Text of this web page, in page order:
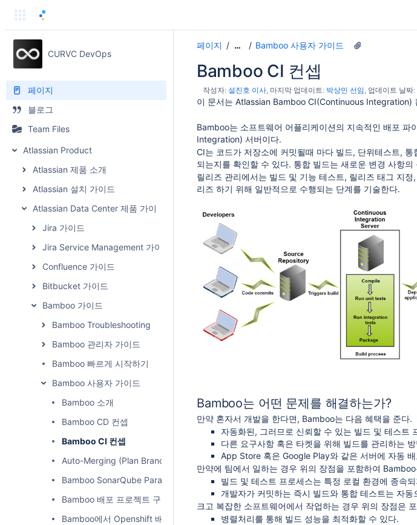
CURVC DevOps
페이지
블로그
Team Files
Atlassian Product
Atlassian 제품 소개
Atlassian 설치 가이드
Atlassian Data Center 제품 가이드
Jira 가이드
Jira Service Management 가이드
Confluence 가이드
Bitbucket 가이드
Bamboo 가이드
Bamboo Troubleshooting
Bamboo 관리자 가이드
Bamboo 빠르게 시작하기
Bamboo 사용자 가이드
Bamboo 소개
Bamboo CD 컨셉
Bamboo CI 컨셉
Auto-Merging (Plan Branches)
Bamboo SonarQube Parameter
Bamboo 배포 프로젝트 구성하기
Bamboo에서 Openshift 배포하기
페이지 … Bamboo 사용자 가이드
Bamboo CI 컨셉
작성자: 설진호 이사, 마지막 업데이트: 박상민 선임, 업데이트 날짜:
이 문서는 Atlassian Bamboo CI(Continuous Integration)
Bamboo는 소프트웨어 어플리케이션의 지속적인 배포
Integration) 서버이다.
CI는 코드가 저장소에 커밋될때 마다 빌드, 단위테스트,
되는지를 확인할 수 있다. 통합 빌드는 새로운 변경 사항
릴리즈 관리에서는 빌드 및 기능 테스트, 릴리즈 태그 지
리즈 하기 위해 일반적으로 수행되는 단계를 기술한다.
Bamboo는 어떤 문제를 해결하는가?
만약 혼자서 개발을 한다면, Bamboo는 다음 혜택을 준다.
자동화된, 그러므로 신뢰할 수 있는 빌드 및 테스트
다른 요구사항 혹은 타켓을 위해 빌드를 관리하는 방
App Store 혹은 Google Play와 같은 서버에 자동 배
만약에 팀에서 일하는 경우 위의 장점을 포함하여
빌드 및 테스트 프로세스는 특정 로컬 환경에 종속
개발자가 커밋하는 즉시 빌드와 통합 테스트는 자동
크고 복잡한 소프트웨어에서 작업하는 경우 위의 장점은
병렬처리를 통해 빌드 성능을 최적화할 수 있다.